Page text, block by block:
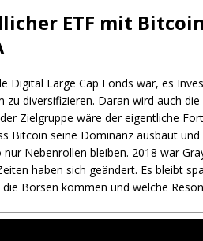
ETF mit
Digital Large Cap Fonds war, es
diversifizieren. Daran wird auch
Zielgruppe wäre der eigentliche
Bitcoin seine Dominanz ausbaut
nur Nebenrollen bleiben. 2018 war
haben sich geändert. Es bleibt
Börsen kommen und welche